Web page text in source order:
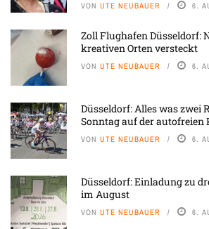
VON UTE NEUBAUER 6.
Zoll Flughafen Düsseldorf:
kreativen Orten versteckt
VON UTE NEUBAUER 6.
Düsseldorf: Alles was zwei
Sonntag auf der autofreien
VON UTE NEUBAUER 6.
Düsseldorf: Einladung zu
im August
VON UTE NEUBAUER 6.